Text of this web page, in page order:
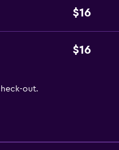
$16
$16
out.